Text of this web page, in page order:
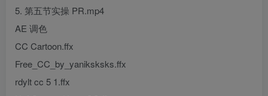
5. 第五节实操 PR.mp4
AE 调色
CC Cartoon.ffx
Free_CC_by_yaniksksks.ffx
rdylt cc 5 1.ffx